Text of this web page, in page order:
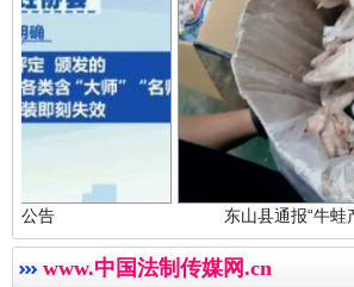
中国视频
中国廉政
中国律
红船起航处 潮起向未来
东山县通报“牛蛙产品抗生素超
www.中国法制传媒网.cn